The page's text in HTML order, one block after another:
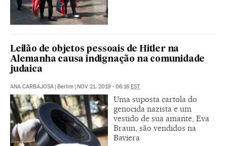
Leilão de objetos pessoais de Hitler na
Alemanha causa indignação na comunidade
judaica
ANA CARBAJOSA | Berlim | NOV 21, 2019 - 06:16 EST
Uma suposta cartola do
genocida nazista e um
vestido de sua amante, Eva
Braun, são vendidos na
Baviera